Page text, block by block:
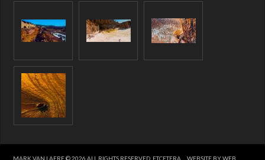
MARK VAN LAERE © 2026 ALL RIGHTS RESERVED, ETCETERAWEBSITE BY WEB